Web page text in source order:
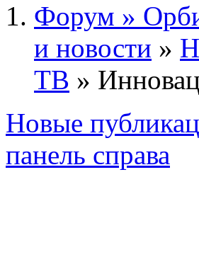
Форум »
и новости »
ТВ »
Новые
панель справа